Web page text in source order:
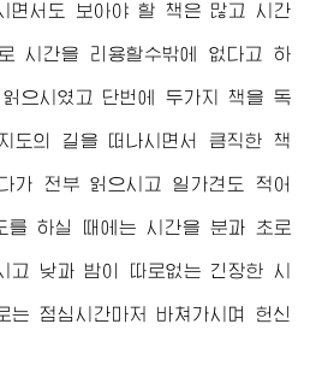
면서도 보아야 할 책은 많고 시간
시간을 리용할수밖에 없다고 하
으시였고 단번에 두가지 책을 독
도의 길을 떠나시면서 큼직한 책
가 전부 읽으시고 일가견도 적어
를 하실 때에는 시간을 분과 초로
고 낮과 밤이 따로없는 긴장한 시
는 점심시간마저 바쳐가시며 헌신